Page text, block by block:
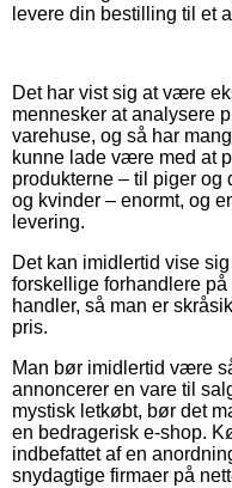
levere din bestilling til et
Det har vist sig at være
mennesker at analysere
varehuse, og så har
kunne lade være med at
produkterne – til piger
og kvinder – enormt, og
levering.
Det kan imidlertid vise
forskellige forhandlere
handler, så man er
pris.
Man bør imidlertid være
annoncerer en vare til
mystisk letkøbt, bør det
en bedragerisk e-shop.
indbefattet af en
snydagtige firmaer på